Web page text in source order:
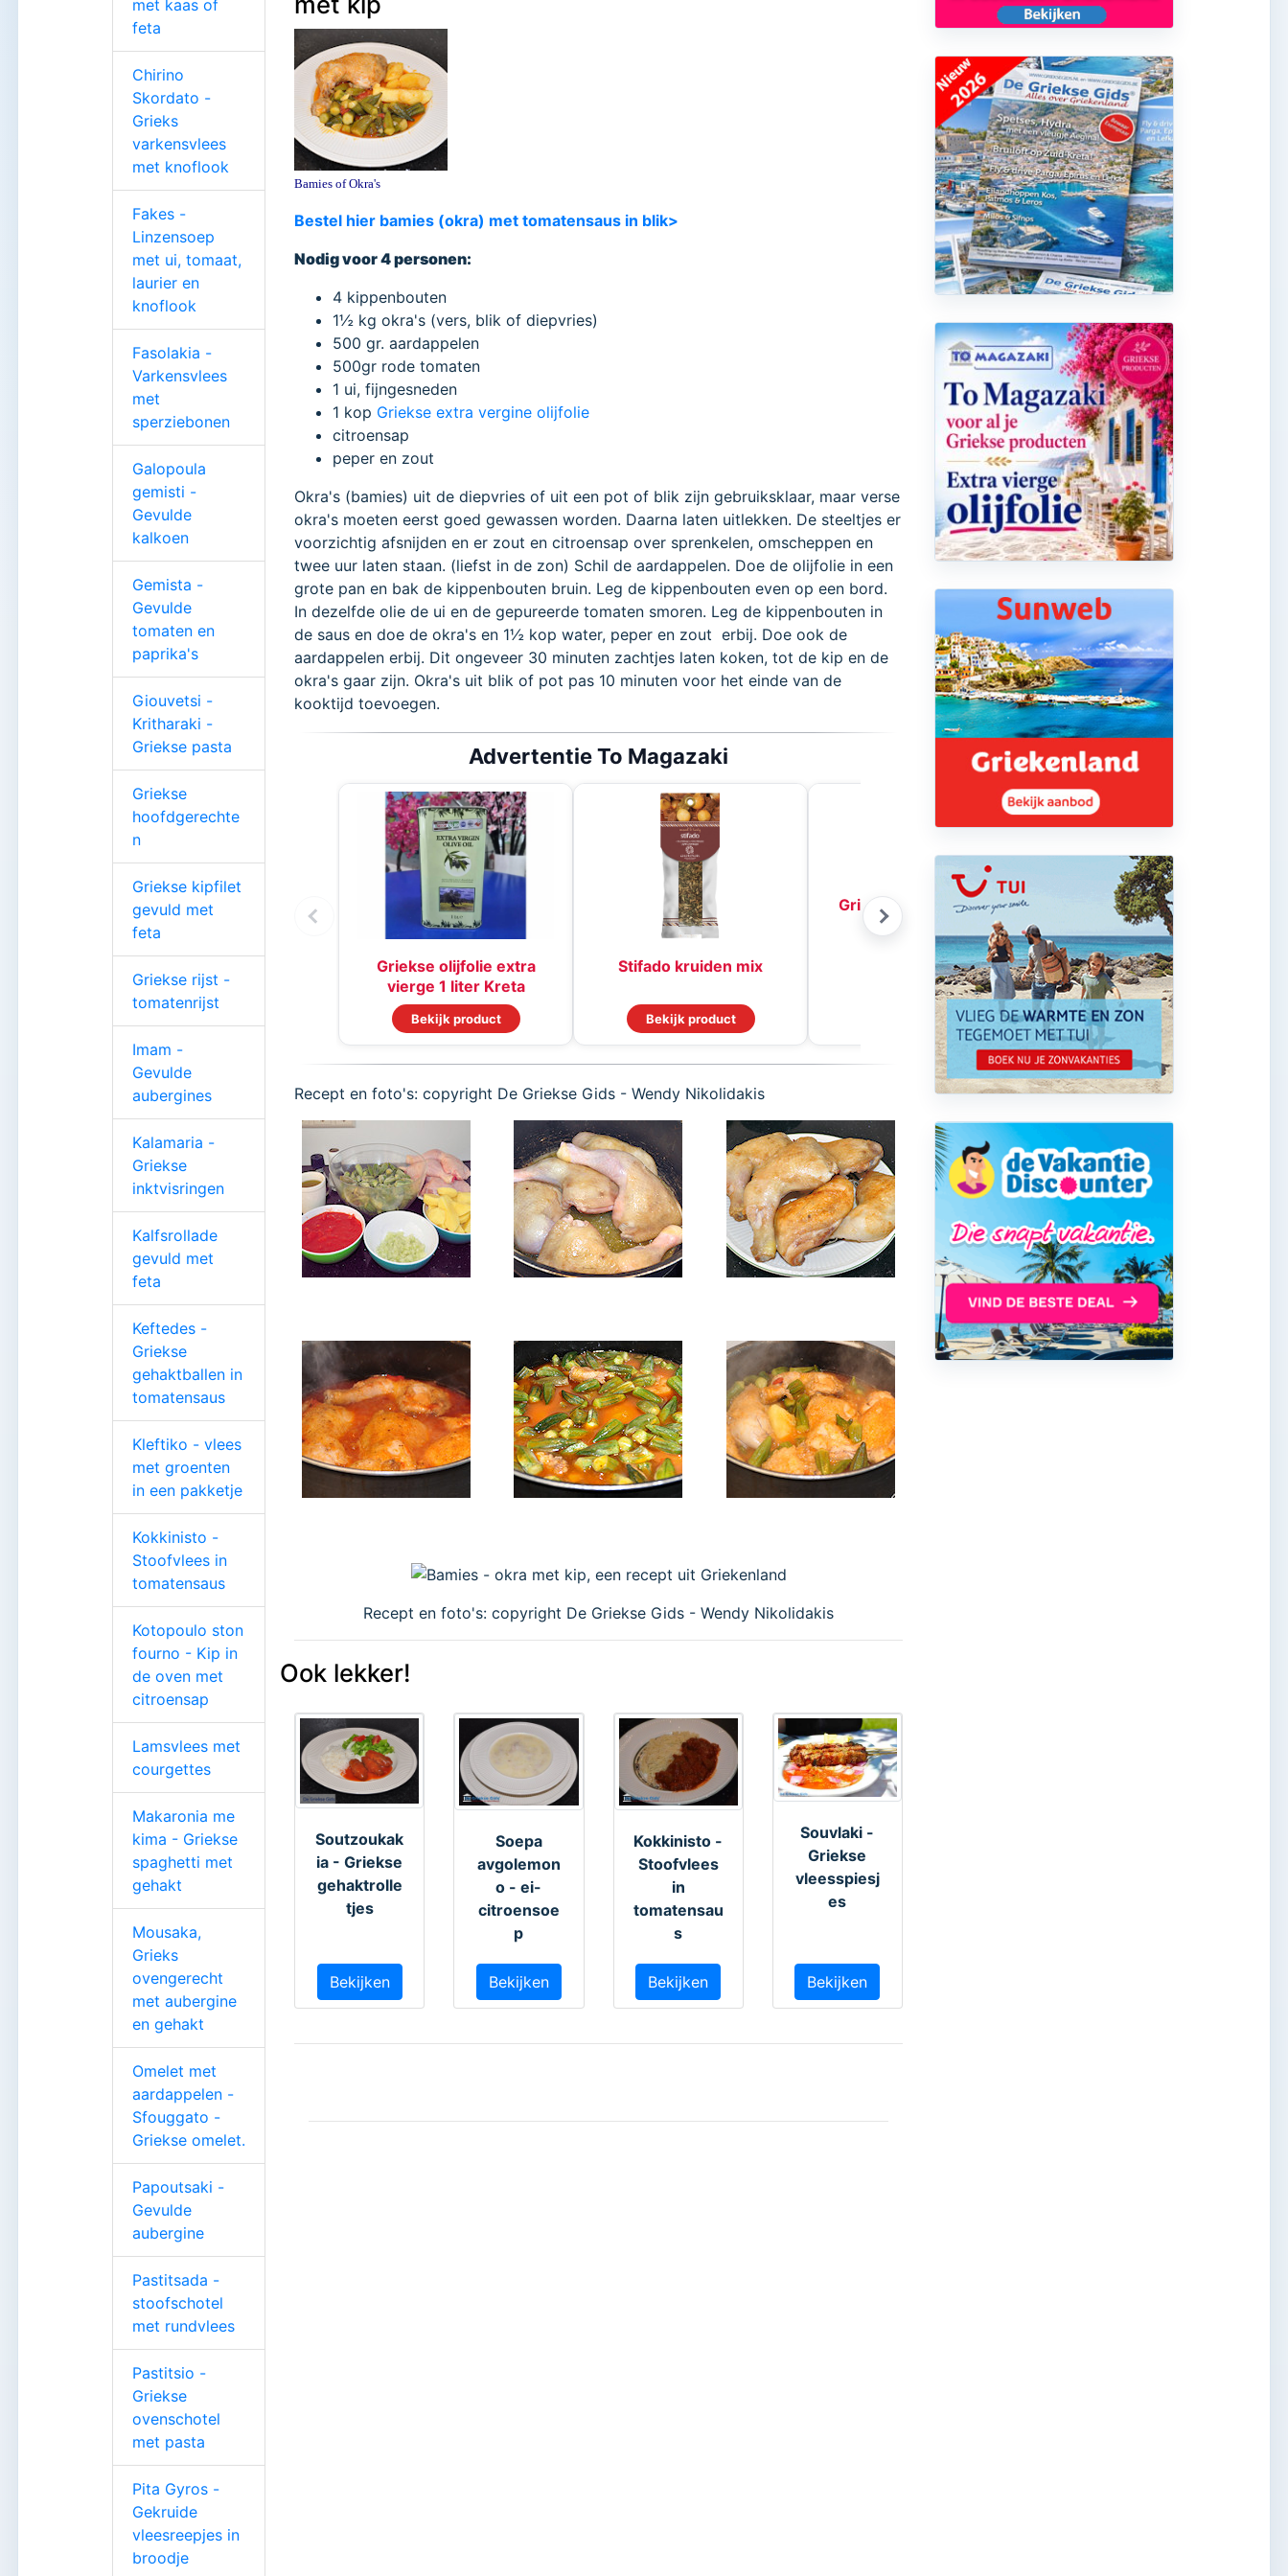
Bamies of Okra's
Bestel hier bamies (okra) met tomatensaus in blik>
Nodig voor 4 personen:
4 kippenbouten
1½ kg okra's (vers, blik of diepvries)
500 gr. aardappelen
500gr rode tomaten
1 ui, fijngesneden
1 kop Griekse extra vergine olijfolie
citroensap
peper en zout
Okra's (bamies) uit de diepvries of uit een pot of blik zijn gebruiksklaar, maar verse
okra's moeten eerst goed gewassen worden. Daarna laten uitlekken. De steeltjes er
voorzichtig afsnijden en er zout en citroensap over sprenkelen, omscheppen en
twee uur laten staan. (liefst in de zon) Schil de aardappelen. Doe de olijfolie in een
grote pan en bak de kippenbouten bruin. Leg de kippenbouten even op een bord.
In dezelfde olie de ui en de gepureerde tomaten smoren. Leg de kippenbouten in
de saus en doe de okra's en 1½ kop water, peper en zout erbij. Doe ook de
aardappelen erbij. Dit ongeveer 30 minuten zachtjes laten koken, tot de kip en de
okra's gaar zijn. Okra's uit blik of pot pas 10 minuten voor het einde van de
kooktijd toevoegen.
Advertentie To Magazaki
Griekse olijfolie extra
vierge 1 liter Kreta
Bekijk product
Stifado kruiden mix
Bekijk product
Griekse Gids Glossy 18
Zomer
Bekijk product
Griekse honing
Bekijk product
Recept en foto's: copyright De Griekse Gids - Wendy Nikolidakis
Recept en foto's: copyright De Griekse Gids - Wendy Nikolidakis
Ook lekker!
Soutzoukak
ia - Griekse
gehaktrolle
tjes
Bekijken
Soepa
avgolemon
o - ei-
citroensoe
p
Bekijken
Kokkinisto -
Stoofvlees
in
tomatensau
s
Bekijken
Souvlaki -
Griekse
vleesspiesj
es
Bekijken
met kaas of
feta
Chirino
Skordato -
Grieks
varkensvlees
met knoflook
Fakes -
Linzensoep
met ui, tomaat,
laurier en
knoflook
Fasolakia -
Varkensvlees
met
sperziebonen
Galopoula
gemisti -
Gevulde
kalkoen
Gemista -
Gevulde
tomaten en
paprika's
Giouvetsi -
Kritharaki -
Griekse pasta
Griekse
hoofdgerechte
n
Griekse kipfilet
gevuld met
feta
Griekse rijst -
tomatenrijst
Imam -
Gevulde
aubergines
Kalamaria -
Griekse
inktvisringen
Kalfsrollade
gevuld met
feta
Keftedes -
Griekse
gehaktballen in
tomatensaus
Kleftiko - vlees
met groenten
in een pakketje
Kokkinisto -
Stoofvlees in
tomatensaus
Kotopoulo ston
fourno - Kip in
de oven met
citroensap
Lamsvlees met
courgettes
Makaronia me
kima - Griekse
spaghetti met
gehakt
Mousaka,
Grieks
ovengerecht
met aubergine
en gehakt
Omelet met
aardappelen -
Sfouggato -
Griekse omelet.
Papoutsaki -
Gevulde
aubergine
Pastitsada -
stoofschotel
met rundvlees
Pastitsio -
Griekse
ovenschotel
met pasta
Pita Gyros -
Gekruide
vleesreepjes in
broodje